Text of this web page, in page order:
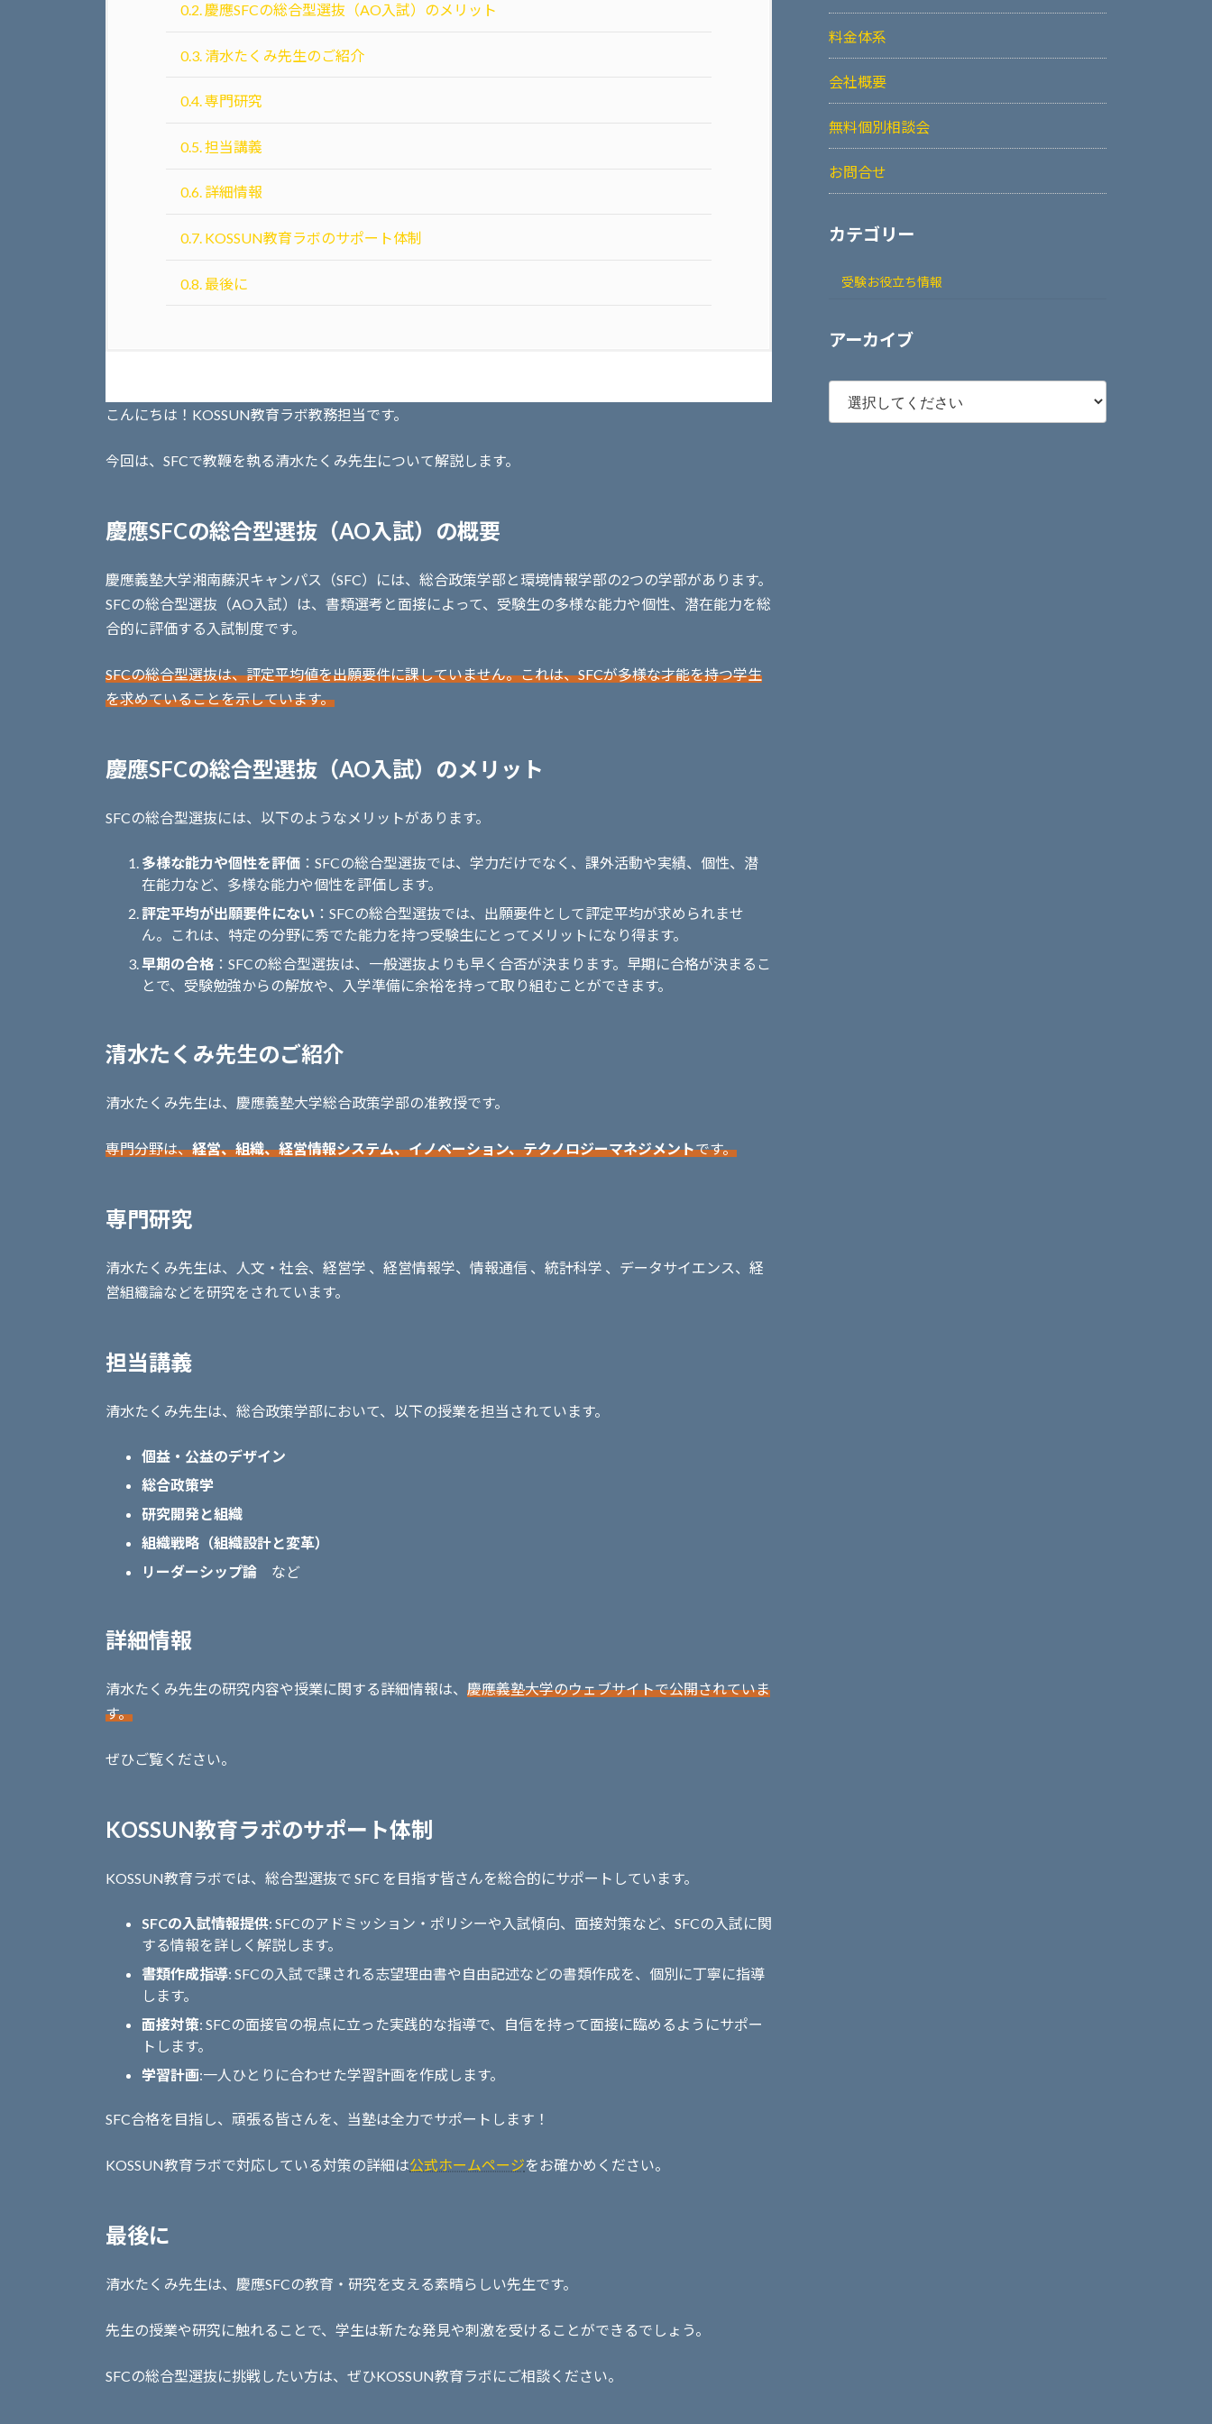
0.2. 慶應SFCの総合型選抜（AO入試）のメリット
0.3. 清水たくみ先生のご紹介
0.4.専門研究
0.5. 担当講義
0.6. 詳細情報
0.7. KOSSUN教育ラボのサポート体制
0.8. 最後に
こんにちは！KOSSUN教育ラボ教務担当です。
今回は、SFCで教鞭を執る清水たくみ先生について解説します。
慶應SFCの総合型選抜（AO入試）の概要
慶應義塾大学湘南藤沢キャンパス（SFC）には、総合政策学部と環境情報学部の2つの学部があります。
SFCの総合型選抜（AO入試）は、書類選考と面接によって、受験生の多様な能力や個性、潜在能力を総
合的に評価する入試制度です。
SFCの総合型選抜は、評定平均値を出願要件に課していません。これは、SFCが多様な才能を持つ学生
を求めていることを示しています。
慶應SFCの総合型選抜（AO入試）のメリット
SFCの総合型選抜には、以下のようなメリットがあります。
多様な能力や個性を評価 ：SFCの総合型選抜では、学力だけでなく、課外活動や実績、個性、潜
在能力など、多様な能力や個性を評価します。
評定平均が出願要件にない ：SFCの総合型選抜では、出願要件として評定平均が求められませ
ん。これは、特定の分野に秀でた能力を持つ受験生にとってメリットになり得ます。
早期の合格 ：SFCの総合型選抜は、一般選抜よりも早く合否が決まります。早期に合格が決まるこ
とで、受験勉強からの解放や、入学準備に余裕を持って取り組むことができます。
清水たくみ先生のご紹介
清水たくみ先生は、慶應義塾大学総合政策学部の准教授です。
専門分野は、経営、組織、経営情報システム、イノベーション、テクノロジーマネジメントです。
専門研究
清水たくみ先生は、人文・社会、経営学 、経営情報学、情報通信 、統計科学 、データサイエンス、経
営組織論などを研究をされています。
担当講義
清水たくみ先生は、総合政策学部において、以下の授業を担当されています。
個益・公益のデザイン
総合政策学
研究開発と組織
組織戦略（組織設計と変革）
リーダーシップ論 など
詳細情報
清水たくみ先生の研究内容や授業に関する詳細情報は、 慶應義塾大学のウェブサイトで公開されていま
す。
ぜひご覧ください。
KOSSUN教育ラボのサポート体制
KOSSUN教育ラボでは、総合型選抜で SFC を目指す皆さんを総合的にサポートしています。
SFCの入試情報提供: SFCのアドミッション・ポリシーや入試傾向、面接対策など、SFCの入試に関
する情報を詳しく解説します。
書類作成指導: SFCの入試で課される志望理由書や自由記述などの書類作成を、個別に丁寧に指導
します。
面接対策: SFCの面接官の視点に立った実践的な指導で、自信を持って面接に臨めるようにサポー
トします。
学習計画:一人ひとりに合わせた学習計画を作成します。
SFC合格を目指し、頑張る皆さんを、当塾は全力でサポートします！
KOSSUN教育ラボで対応している対策の詳細は公式ホームページをお確かめください。
最後に
清水たくみ先生は、慶應SFCの教育・研究を支える素晴らしい先生です。
先生の授業や研究に触れることで、学生は新たな発見や刺激を受けることができるでしょう。
SFCの総合型選抜に挑戦したい方は、ぜひKOSSUN教育ラボにご相談ください。
料金体系
会社概要
無料個別相談会
お問合せ
カテゴリー
受験お役立ち情報
アーカイブ